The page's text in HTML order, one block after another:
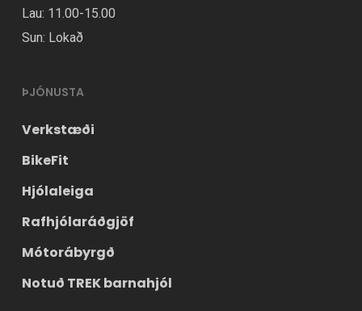
Lau: 11.00-15.00
Sun: Lokað
ÞJÓNUSTA
Verkstæði
BikeFit
Hjólaleiga
Rafhjólaráðgjöf
Mótorábyrgð
Notuð TREK barnahjól